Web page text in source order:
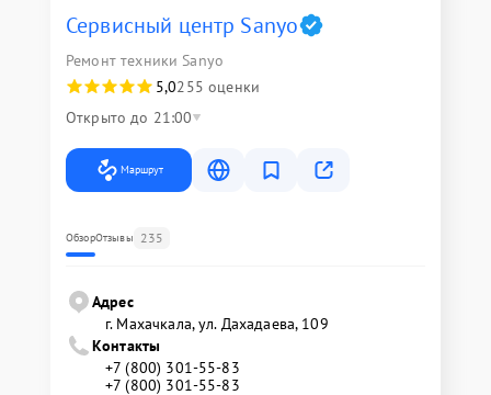
Сервисный центр Sanyo
Ремонт техники Sanyo
5,0255 оценки
Открыто до 21:00
Маршрут
ОбзорОтзывы 235
Адрес
г. Махачкала, ул. Дахадаева, 109
Контакты
+7 (800) 301-55-83
+7 (800) 301-55-83